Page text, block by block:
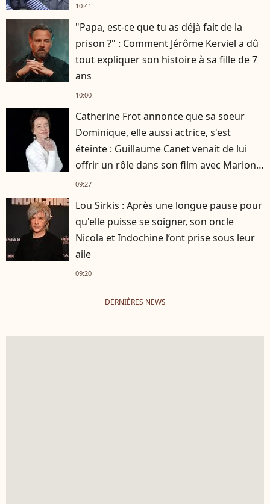
10:41
"Papa, est-ce que tu as déjà fait de la
prison ?" : Comment Jérôme Kerviel a dû
tout expliquer son histoire à sa fille de 7
ans
10:00
Catherine Frot annonce que sa soeur
Dominique, elle aussi actrice, s'est
éteinte : Guillaume Canet venait de lui
offrir un rôle dans son film avec Marion
Cotillard
09:27
Lou Sirkis : Après une longue pause pour
qu'elle puisse se soigner, son oncle
Nicola et Indochine l’ont prise sous leur
aile
09:20
DERNIÈRES NEWS